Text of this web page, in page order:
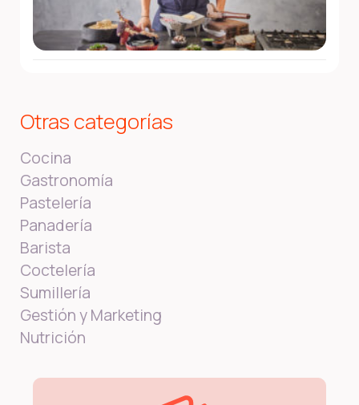
Otras categorías
Cocina
Gastronomía
Pastelería
Panadería
Barista
Coctelería
Sumillería
Gestión y Marketing
Nutrición